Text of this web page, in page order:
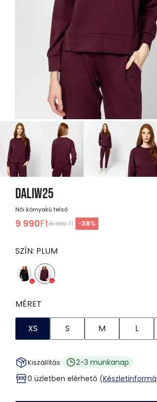
DALIW25
Női környakú felső
9 990Ft15 990 Ft -38%
SZÍN: PLUM
MÉRET
XS S M L
Kiszállítás:
2-3 munkanap
0 üzletben elérhető (